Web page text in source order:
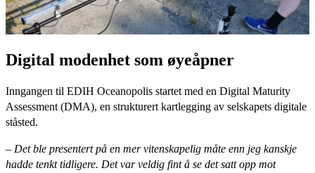
Digital modenhet som øyeåpner
Inngangen til EDIH Oceanopolis startet med en Digital Maturity
Assessment (DMA), en strukturert kartlegging av selskapets digitale
ståsted.
– Det ble presentert på en mer vitenskapelig måte enn jeg kanskje
hadde tenkt tidligere. Det var veldig fint å se det satt opp mot